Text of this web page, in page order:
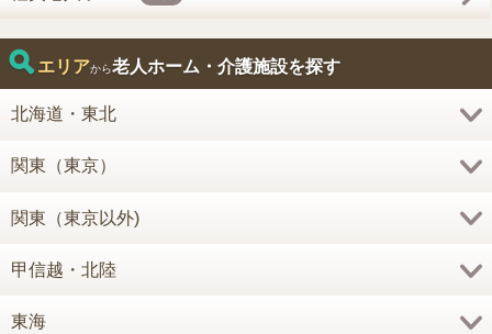
エリアから老人ホーム・介護施設を探す
北海道・東北
関東（東京）
関東（東京以外)
甲信越・北陸
東海